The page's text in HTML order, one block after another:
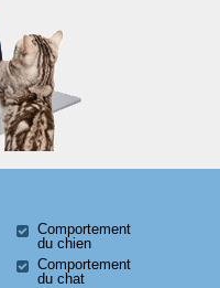
Comportement
du chien
Comportement
du chat